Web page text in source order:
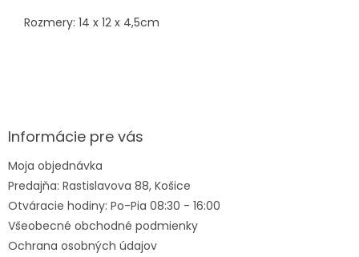
Rozmery: 14 x 12 x 4,5cm
ä
e
Informácie pre vás
Moja objednávka
Predajňa: Rastislavova 88, Košice
Otváracie hodiny: Po-Pia 08:30 - 16:00
Všeobecné obchodné podmienky
Ochrana osobných údajov